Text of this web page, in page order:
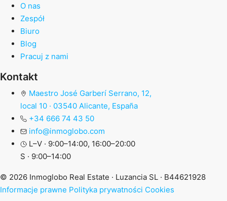
O nas
Zespół
Biuro
Blog
Pracuj z nami
Kontakt
Maestro José Garberí Serrano, 12,
local 10 · 03540 Alicante, España
+34 666 74 43 50
info@inmoglobo.com
L–V · 9:00–14:00, 16:00–20:00
S · 9:00–14:00
© 2026 Inmoglobo Real Estate · Luzancia SL · B44621928
Informacje prawne Polityka prywatności Cookies